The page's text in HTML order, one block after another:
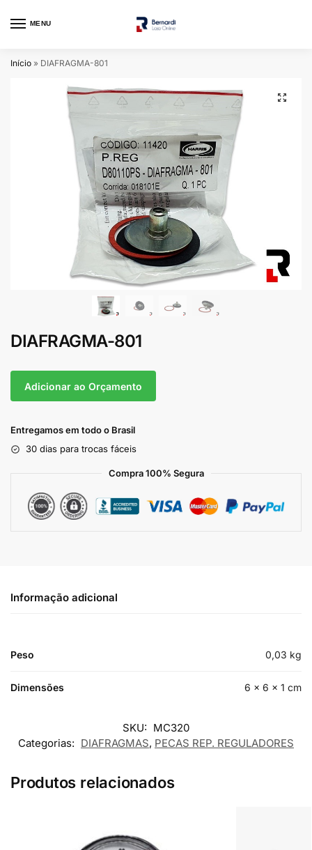
MENU
Início » DIAFRAGMA-801
DIAFRAGMA-801
Adicionar ao Orçamento
Entregamos em todo o Brasil
30 dias para trocas fáceis
Compra 100% Segura
Informação adicional
Peso 0,03 kg
Dimensões 6 × 6 × 1 cm
SKU: MC320
Categorias: DIAFRAGMAS, PECAS REP. REGULADORES
Produtos relacionados